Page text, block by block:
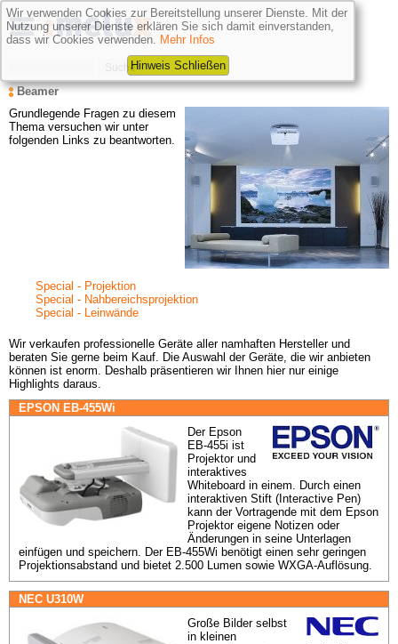
Beamer
Grundlegende Fragen zu diesem
Thema versuchen wir unter
folgenden Links zu beantworten.
Special - Projektion
Special - Nahbereichsprojektion
Special - Leinwände
Wir verkaufen professionelle Geräte aller namhaften Hersteller und
beraten Sie gerne beim Kauf. Die Auswahl der Geräte, die wir anbieten
können ist enorm. Deshalb präsentieren wir Ihnen hier nur einige
Highlights daraus.
EPSON EB-455Wi
Der Epson
EB-455i ist
Projektor und
interaktives
Whiteboard in einem. Durch einen
interaktiven Stift (Interactive Pen)
kann der Vortragende mit dem Epson
Projektor eigene Notizen oder
Änderungen in seine Unterlagen
einfügen und speichern. Der EB-455Wi benötigt einen sehr geringen
Projektionsabstand und bietet 2.500 Lumen sowie WXGA-Auflösung.
NEC U310W
Große Bilder selbst
in kleinen
Wir verwenden Cookies zur Bereitstellung unserer Dienste. Mit der
Nutzung unserer Dienste erklären Sie sich damit einverstanden,
dass wir Cookies verwenden. Mehr Infos
Hinweis Schließen